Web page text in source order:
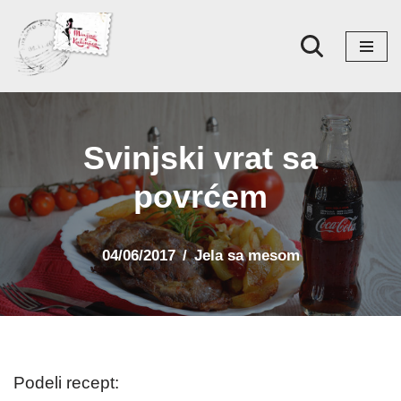
Skoči
na
Svinjski vrat sa
povrćem
04/06/2017 Jela sa mesom
Podeli recept: